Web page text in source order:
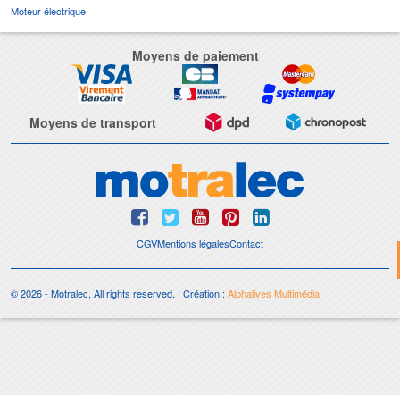
Moteur électrique
Moyens de paiement
Moyens de transport
CGVMentions légalesContact
© 2026 - Motralec, All rights reserved. | Création :Alphalives Multimédia